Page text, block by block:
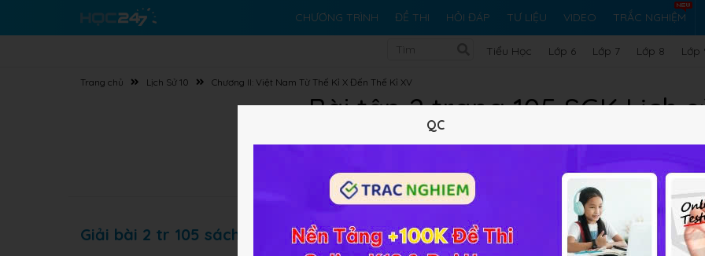
CHƯƠNG TRÌNH ĐỀ THI HỎI ĐÁP TƯ LIỆU VIDEO TRẮC NGHIỆM
Tiểu Học Lớp 6 Lớp 7 Lớp 8 Lớp
Trang chủ Lịch Sử 10 Chương II: Việt Nam Từ Thế Kỉ X Đến Thế Kỉ XV
Bài tập 2 trang 105 SGK Lịch
5 trắc nghiệm
Lý thuyết 5Trắc nghiệm 15BT SGK 50FAQ
Giải bài 2 tr 105 sách GK Sử lớp 10
QC